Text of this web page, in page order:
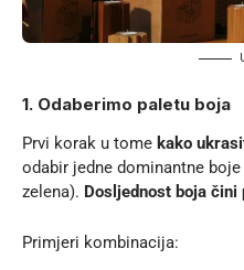
1. Odaberimo paletu boja
Prvi korak u tome kako
odabir jedne dominantne
zelena). Dosljednost boja
Primjeri kombinacija: